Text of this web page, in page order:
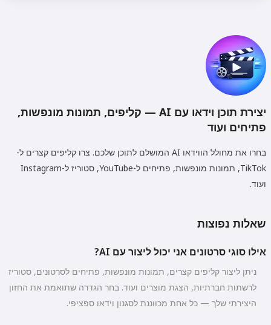
יצירת תוכן וידאו עם AI — קליפים, תמונות מונפשות,
פתיחים ועוד
בחרו את מחולל הווידאו AI המושלם לתוכן שלכם. צרו קליפים קצרים ל-
TikTok, תמונות מונפשות, פתיחים ל-YouTube, סטוריז ל-Instagram
ועוד.
שאלות נפוצות
אילו סוגי סרטונים אני יכול ליצור עם AI?
ניתן ליצור קליפים קצרים, תמונות מונפשות, פתיחים לסרטונים, סטוריז
לרשתות חברתיות, הצגת מוצרים ועוד. בחר הגדרה שתואמת את החזון
היצירתי שלך — כל אחת מכווננת לסגנון וידאו ספציפי.